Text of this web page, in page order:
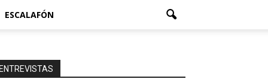
ESCALAFÓN
ENTREVISTAS